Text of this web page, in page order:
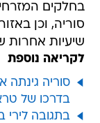
בחלקים
סוריה, וכן
שיעיות אחרות
לקריאה נוספת
סוריה
בדרכו של
בתגובה לירי